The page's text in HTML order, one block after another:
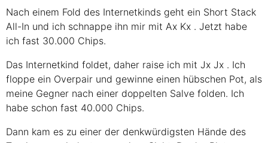
Nach einem Fold des Internetkinds geht ein Short Stack
All-In und ich schnappe ihn mir mit Ax Kx . Jetzt habe
ich fast 30.000 Chips.
Das Internetkind foldet, daher raise ich mit Jx Jx . Ich
floppe ein Overpair und gewinne einen hübschen Pot, als
meine Gegner nach einer doppelten Salve folden. Ich
habe schon fast 40.000 Chips.
Dann kam es zu einer der denkwürdigsten Hände des